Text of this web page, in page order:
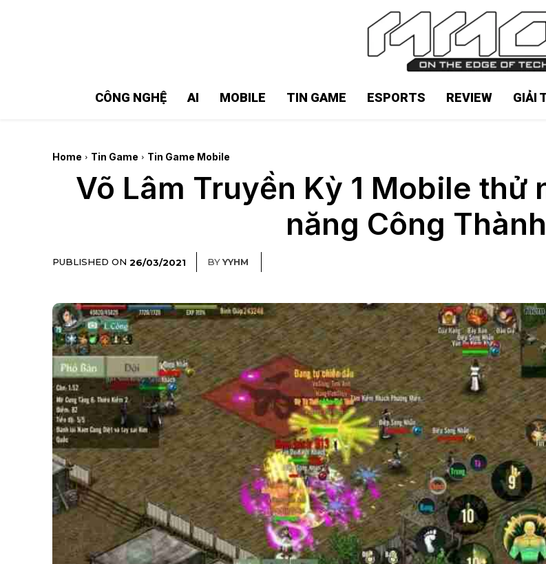
CÔNG NGHỆ AI MOBILE TIN GAME ESPORTS REVIEW GIẢI
Home Tin Game Tin Game Mobile
Võ Lâm Truyền Kỳ 1 Mobile thử
năng Công
PUBLISHED ON 26/03/2021 BYYYHM